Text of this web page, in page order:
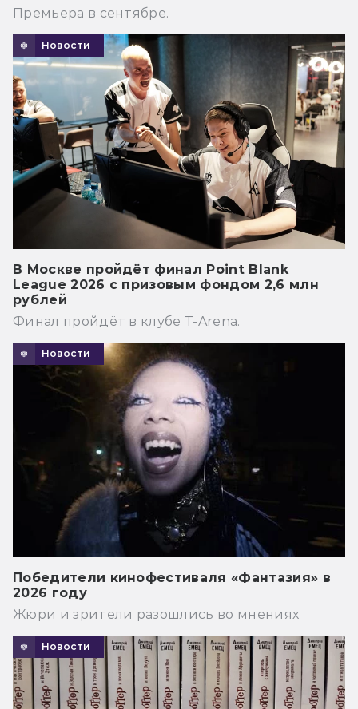
Премьера в сентябре.
Новости
В Москве пройдёт финал Point Blank
League 2026 с призовым фондом 2,6 млн
рублей
Финал пройдёт в клубе T-Arena.
Новости
Победители кинофестиваля «Фантазия» в
2026 году
Жюри и зрители разошлись во мнениях
Новости